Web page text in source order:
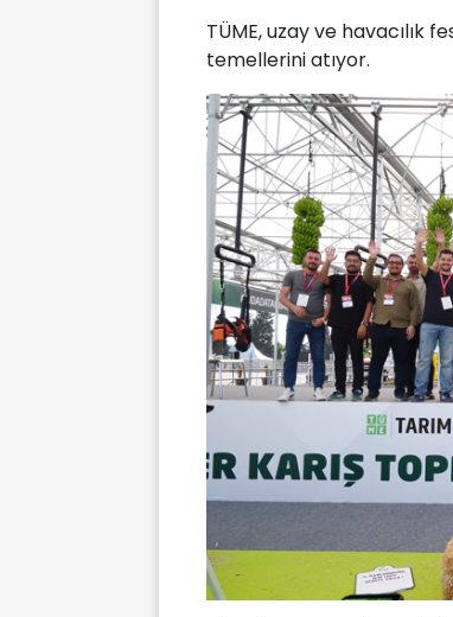
TÜME, uzay ve havacılık
temellerini atıyor.